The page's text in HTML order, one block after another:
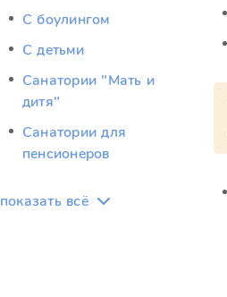
С боулингом
С детьми
Санатории "Мать и
дитя"
Санатории для
пенсионеров
показать всё